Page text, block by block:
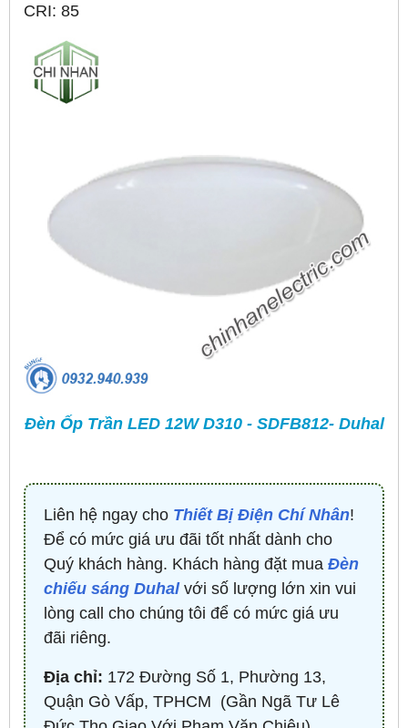
CRI: 85
Đèn Ốp Trần LED 12W D310 - SDFB812- Duhal
Liên hệ ngay cho Thiết Bị Điện Chí Nhân!
Để có mức giá ưu đãi tốt nhất dành cho
Quý khách hàng. Khách hàng đặt mua Đèn
chiếu sáng Duhalvới số lượng lớn xin vui
lòng call cho chúng tôi để có mức giá ưu
đãi riêng.
Địa chỉ: 172 Đường Số 1, Phường 13,
Quận Gò Vấp, TPHCM ​ (Gần Ngã Tư Lê